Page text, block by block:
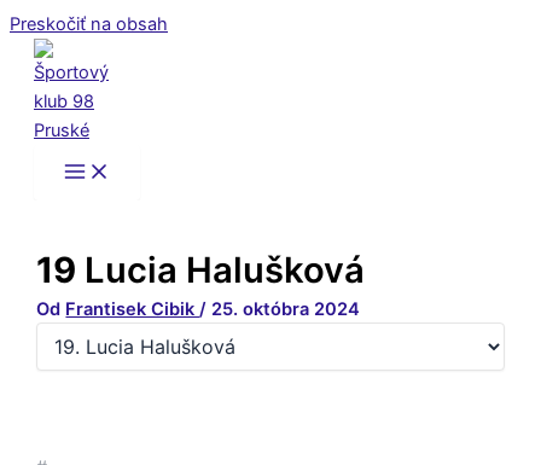
Preskočiť na obsah
19 Lucia Halušková
Od Frantisek Cibik/ 25. októbra 2024